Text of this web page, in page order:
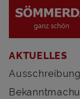
AKTUELLES